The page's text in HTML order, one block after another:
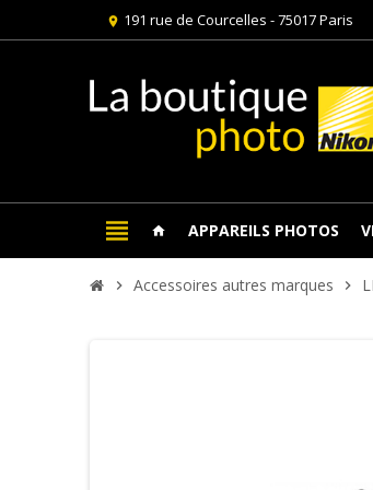
location_on 191 rue de Courcelles - 75017 Paris
view_headline home APPAREILS PHOTOS
chevron_right Accessoires autres marques chevron_right